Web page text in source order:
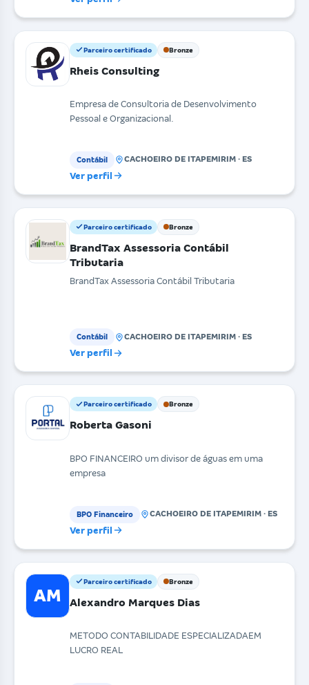
Parceiro certificado Bronze
Rheis Consulting
Empresa de Consultoria de Desenvolvimento
Pessoal e Organizacional.
Contábil CACHOEIRO DE ITAPEMIRIM · ES
Ver perfil
Parceiro certificado Bronze
BrandTax Assessoria Contábil
Tributaria
BrandTax Assessoria Contábil Tributaria
Contábil CACHOEIRO DE ITAPEMIRIM · ES
Ver perfil
Parceiro certificado Bronze
Roberta Gasoni
BPO FINANCEIRO um divisor de águas em uma
empresa
BPO Financeiro CACHOEIRO DE ITAPEMIRIM · ES
Ver perfil
AM
Parceiro certificado Bronze
Alexandro Marques Dias
METODO CONTABILIDADE ESPECIALIZADAEM
LUCRO REAL